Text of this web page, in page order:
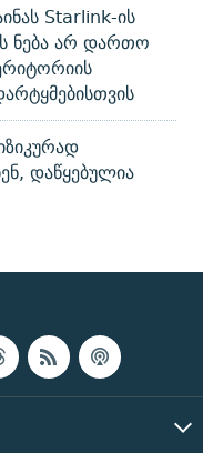
Starlink-ის
ნება არ დართო
დაწყებულია